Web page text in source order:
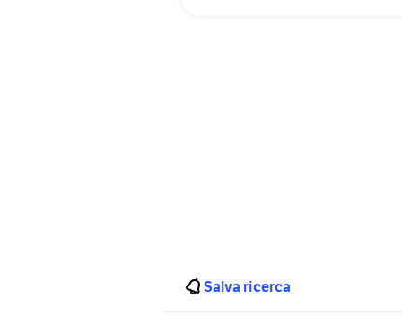
Salva ricerca